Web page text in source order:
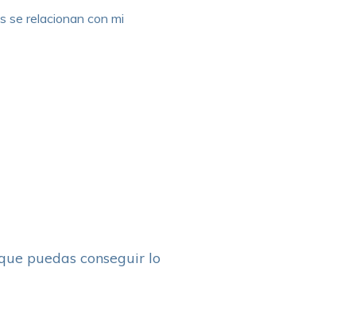
se relacionan con mi
puedas conseguir lo